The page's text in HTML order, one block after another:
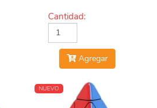
Cantidad:
Agregar
NUEVO